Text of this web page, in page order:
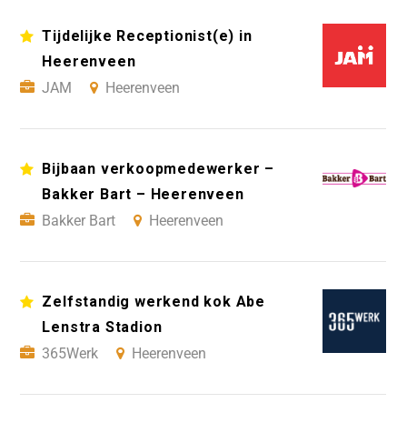
Tijdelijke Receptionist(e) in
Heerenveen
JAM
Heerenveen
Bijbaan verkoopmedewerker –
Bakker Bart – Heerenveen
Bakker Bart
Heerenveen
Zelfstandig werkend kok Abe
Lenstra Stadion
365Werk
Heerenveen